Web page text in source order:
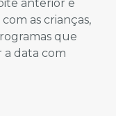
anterior e
as crianças,
que
a data com